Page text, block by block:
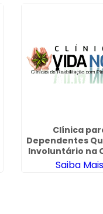
Clínica
Dependentes
Involuntário na
Ademar
Saiba Mais